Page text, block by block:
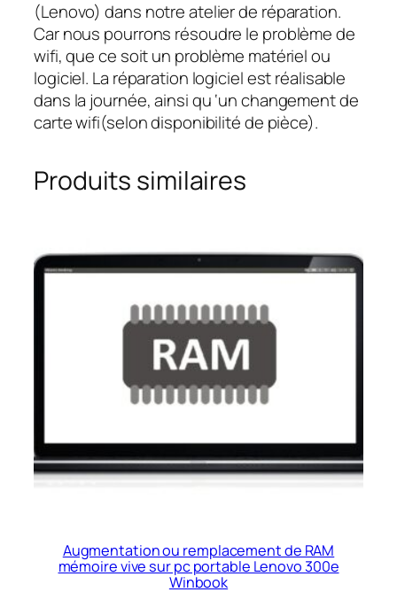
(Lenovo) dans notre atelier de réparation.
Car nous pourrons résoudre le problème de
wifi, que ce soit un problème matériel ou
logiciel. La réparation logiciel est réalisable
dans la journée, ainsi qu ‘un changement de
carte wifi(selon disponibilité de pièce).
Produits similaires
Augmentation ou remplacement de RAM
mémoire vive sur pc portable Lenovo 300e
Winbook